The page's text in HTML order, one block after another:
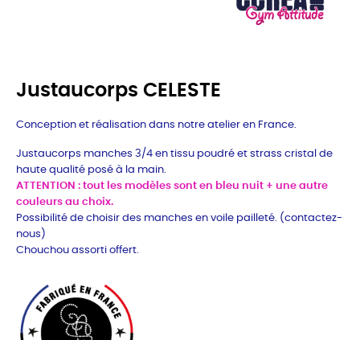
Justaucorps CELESTE
Conception et réalisation dans notre atelier en France.
Justaucorps manches 3/4 en tissu poudré et strass cristal de
haute qualité posé à la main.
ATTENTION : tout les modèles sont en bleu nuit + une autre
couleurs au choix.
Possibilité de choisir des manches en voile pailleté. (contactez-
nous)
Chouchou assorti offert.